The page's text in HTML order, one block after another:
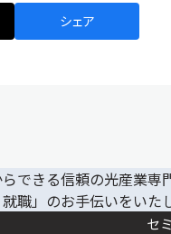
シェア
セ